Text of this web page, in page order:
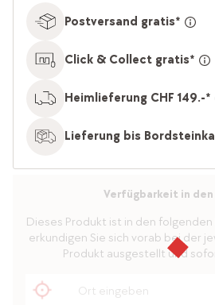
Postversand gratis*
Click & Collect gratis*
Heimlieferung CHF 149.-*
Lieferung bis
Verfügbarkeit in den
Dieses Produkt ist in den
erkundigen Sie sich vorab bei der
Produkt ausgestellt und